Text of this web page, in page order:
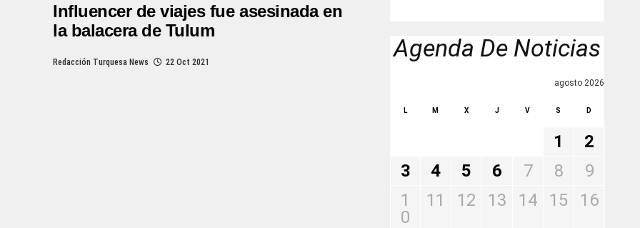
Influencer de viajes fue asesinada en
la balacera de Tulum
Redacción Turquesa News 22 Oct 2021 Agenda De Noticias
agosto 2026
L M X J V S D
1
2
3
4 5 6 7 8
9
1
0
11 12 13 14 15 16